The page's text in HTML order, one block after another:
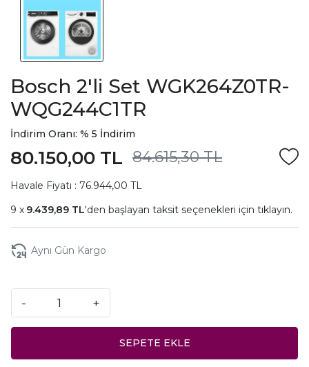
Bosch 2'li Set WGK264Z0TR-
WQG244C1TR
İndirim Oranı: % 5 İndirim
84.615,30 TL
80.150,00 TL
Havale Fiyatı : 76.944,00 TL
9.439,89 TL'den başlayan taksit seçenekleri için tıklayın.
Aynı Gün Kargo
- +
SEPETE EKLE